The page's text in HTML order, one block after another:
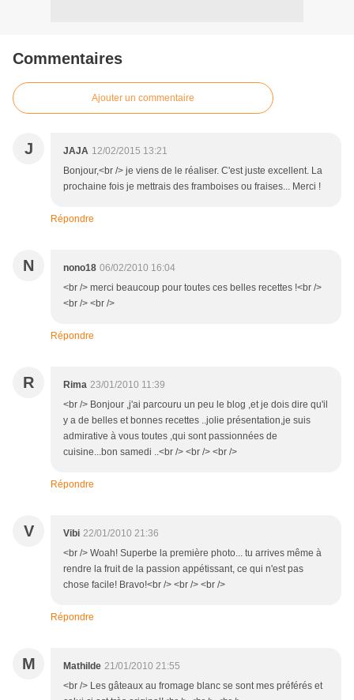
Commentaires
Ajouter un commentaire
J JAJA 12/02/2015 13:21
Bonjour,<br /> je viens de le réaliser. C'est juste excellent. La
prochaine fois je mettrais des framboises ou fraises... Merci !
Répondre
N nono18 06/02/2010 16:04
<br /> merci beaucoup pour toutes ces belles recettes !<br />
<br /> <br />
Répondre
R Rima 23/01/2010 11:39
<br /> Bonjour ,j'ai parcouru un peu le blog ,et je dois dire qu'il
y a de belles et bonnes recettes ..jolie présentation,je suis
admirative à vous toutes ,qui sont passionnées de
cuisine...bon samedi ..<br /> <br /> <br />
Répondre
V Vibi 22/01/2010 21:36
<br /> Woah! Superbe la première photo... tu arrives même à
rendre la fruit de la passion appétissant, ce qui n'est pas
chose facile! Bravo!<br /> <br /> <br />
Répondre
M Mathilde 21/01/2010 21:55
<br /> Les gâteaux au fromage blanc se sont mes préférés et